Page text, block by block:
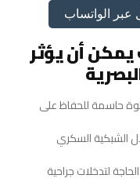
عبر الواتساب
أن يؤثر
حاسمة للحفاظ على
الشبكية السكري
لتدخلات جراحية